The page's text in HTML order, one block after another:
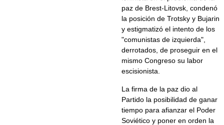
paz de Brest-Litovsk, condenó
la posición de Trotsky y Bujarin
y estigmatizó el intento de los
"comunistas de izquierda",
derrotados, de proseguir en el
mismo Congreso su labor
escisionista.
La firma de la paz dio al
Partido la posibilidad de ganar
tiempo para afianzar el Poder
Soviético y poner en orden la